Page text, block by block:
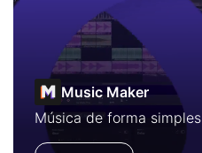
Music Maker
Música de forma simples